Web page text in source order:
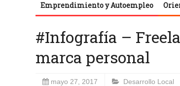
Emprendimiento y Autoempleo
#Infografía –
marca personal
mayo 27, 2017 Desarrollo Local